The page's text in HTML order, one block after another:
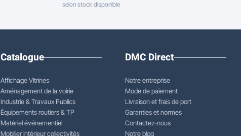
selon stock disponible
Catalogue
Affichage Vitrines
Aménagement de la voirie
Industrie & Travaux Publics
Équipements routiers & TP
Matériel événementiel
Mobilier intérieur collectivités
DMC Direct
Notre entreprise
Mode de paiement
Livraison et frais de port
Garanties et normes
Contactez-nous
Notre blog